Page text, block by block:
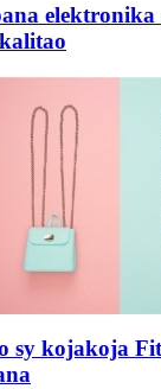
sy kojakoja